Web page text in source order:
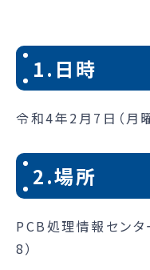
1.日時
令和4年2月7日（月
2.場所
PCB処理情報セン
8）